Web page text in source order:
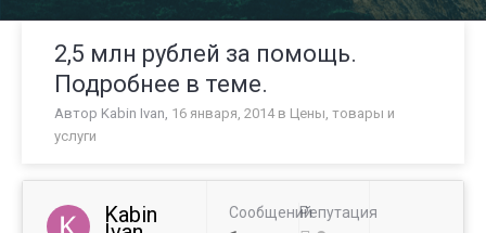
2,5 млн рублей за помощь.
Подробнее в теме.
Автор Kabin Ivan, 16 января, 2014в Цены, товары и
услуги
Kabin СообщенийРепутация